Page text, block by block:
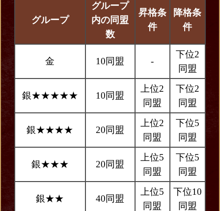
グループ
グループ
内の同盟
数
昇格条
件
降格条
件
金 10同盟 -
下位2
同盟
銀★★★★★ 10同盟
上位2
同盟
下位2
同盟
銀★★★★ 20同盟
上位2
同盟
下位5
同盟
銀★★★ 20同盟
上位5
同盟
下位5
同盟
銀★★ 40同盟
上位5
同盟
下位10
同盟